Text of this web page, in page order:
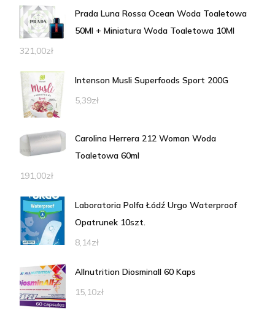
Prada Luna Rossa Ocean Woda Toaletowa
50Ml + Miniatura Woda Toaletowa 10Ml
321,00zł
Intenson Musli Superfoods Sport 200G
5,39zł
Carolina Herrera 212 Woman Woda
Toaletowa 60ml
191,00zł
Laboratoria Polfa Łódź Urgo Waterproof
Opatrunek 10szt.
8,14zł
Allnutrition Diosminall 60 Kaps
15,10zł